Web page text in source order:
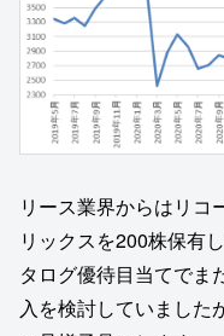
リース業界からはリコ
リックスを200株保有
タログ優待目当てでま
入を検討していました